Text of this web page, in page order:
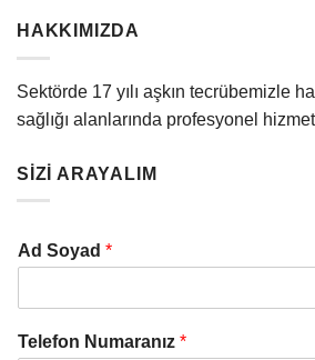
HAKKIMIZDA
Sektörde 17 yılı aşkın tecrübemizle
sağlığı alanlarında profesyonel
SİZİ ARAYALIM
Ad Soyad *
Telefon Numaranız *